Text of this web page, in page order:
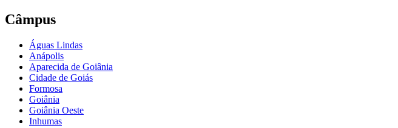
Câmpus
Águas Lindas
Anápolis
Aparecida de Goiânia
Cidade de Goiás
Formosa
Goiânia
Goiânia Oeste
Inhumas